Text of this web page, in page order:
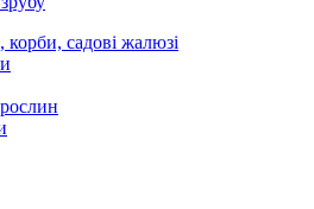
корби, садові жалюзі